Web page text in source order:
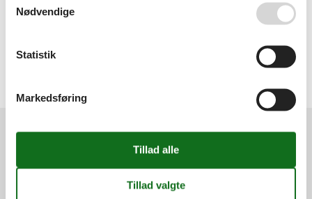
Danmark
Isefjord
Gavekort
Tilbudsmail
Information
Nødvendige
Statistik
Markedsføring